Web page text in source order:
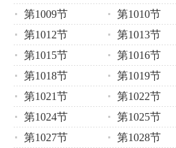
第1009节
第1010节
第1012节
第1013节
第1015节
第1016节
第1018节
第1019节
第1021节
第1022节
第1024节
第1025节
第1027节
第1028节